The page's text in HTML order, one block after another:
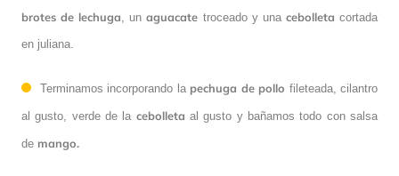
brotes de lechuga , un aguacate troceado y una cebolleta cortada
en juliana.
Terminamos incorporando la pechuga de pollo fileteada, cilantro
al gusto, verde de la cebolleta al gusto y bañamos todo con salsa
de mango.